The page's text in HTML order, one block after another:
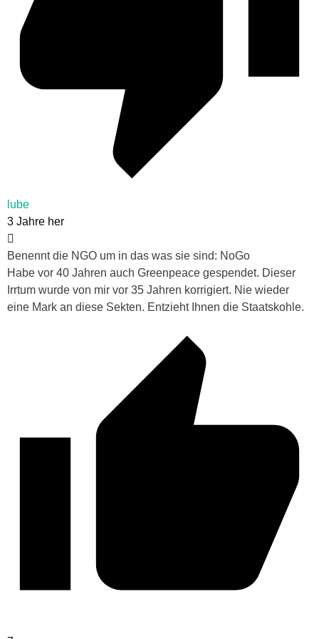
lube
3 Jahre her
Benennt die NGO um in das was sie sind: NoGo
Habe vor 40 Jahren auch Greenpeace gespendet. Dieser
Irrtum wurde von mir vor 35 Jahren korrigiert. Nie wieder
eine Mark an diese Sekten. Entzieht Ihnen die Staatskohle.